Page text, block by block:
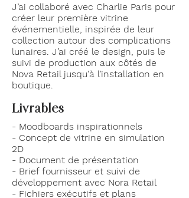
J’ai collaboré avec Charlie Paris pour
créer leur première vitrine
événementielle, inspirée de leur
collection autour des complications
lunaires. J’ai créé le design, puis le
suivi de production aux côtés de
Nova Retail jusqu'à l’installation en
boutique.
Livrables
- Moodboards inspirationnels
- Concept de vitrine en simulation
2D
- Document de présentation
- Brief fournisseur et suivi de
développement avec Nora Retail
- Fichiers exécutifs et plans